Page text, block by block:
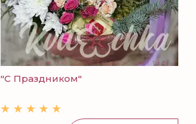
"С Праздником"